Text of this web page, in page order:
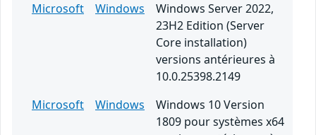
Microsoft
Windows
Windows Server 2022,
23H2 Edition (Server
Core installation)
versions antérieures à
10.0.25398.2149
Microsoft
Windows
Windows 10 Version
1809 pour systèmes x64